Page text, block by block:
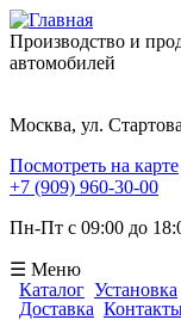
Производство и
автомобилей
Москва, ул.
Посмотреть на карте
+7 (909) 960-30-00
Пн-Пт с 09:00 до
☰ Меню
Каталог Установка
Доставка